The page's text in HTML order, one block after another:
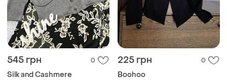
545 грн 0
Silk and Cashmere
Кофта кардиган 100%
кашемір
M
225 грн 0
Boohoo
Кардиган новий
46-48